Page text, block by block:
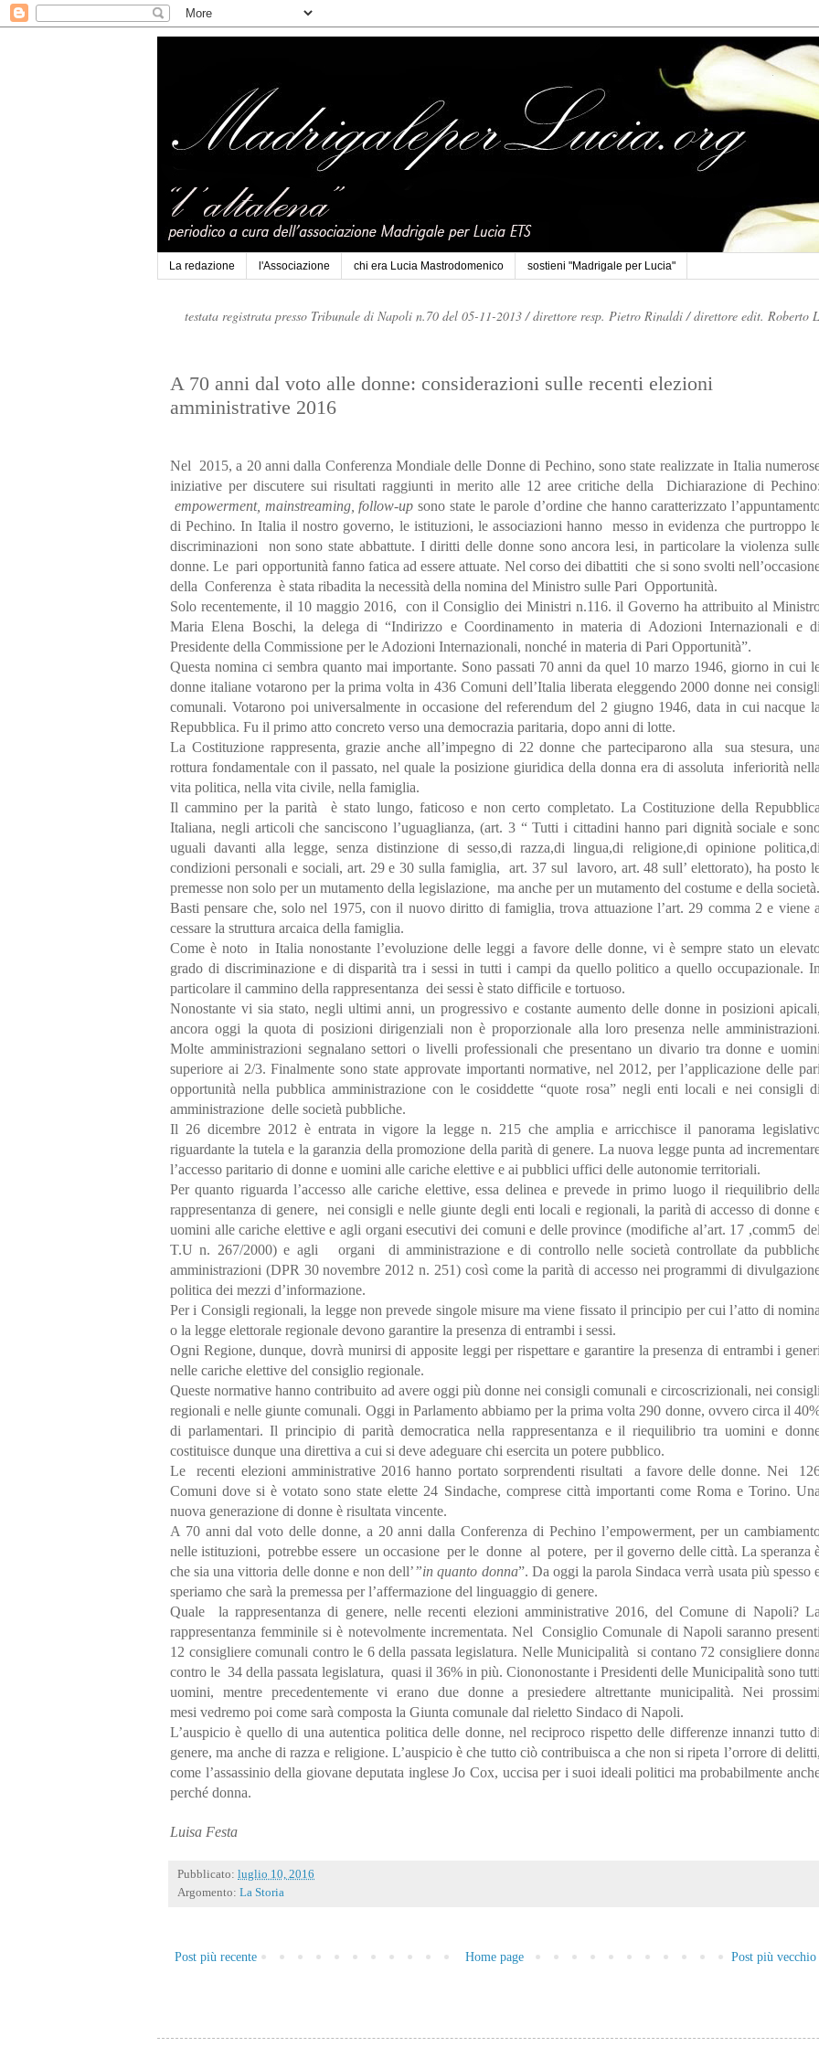
La redazione l'Associazione chi era Lucia Mastrodomenico sostieni "Madrigale per Lucia"
testata registrata presso Tribunale di Napoli n.70 del 05-11-2013 /direttore resp. Pietro Rinaldi /direttore edit. Roberto
A 70 anni dal voto alle donne: considerazioni sulle recenti elezioni
amministrative 2016
Nel 2015, a 20 anni dalla Conferenza Mondiale delle Donne di Pechino, sono state realizzate in Italia
iniziative per discutere sui risultati raggiunti in merito alle 12 aree critiche della Dichiarazione di Pechino:
empowerment, mainstreaming, follow-up sono state le parole d’ordine che hanno caratterizzato
di Pechino.In Italia il nostro governo, le istituzioni, le associazioni hanno messo in evidenza che purtroppo
discriminazioni non sono state abbattute. I diritti delle donne sono ancora lesi, in particolare la violenza
donne. Le pari opportunità fanno fatica ad essere attuate. Nel corso dei dibattiti che si sono svolti
della Conferenza è stata ribadita la necessità della nomina del Ministro sulle Pari Opportunità.
Solo recentemente, il 10 maggio 2016, con il Consiglio dei Ministri n.116. il Governo ha attribuito al
Maria Elena Boschi, la delega di “Indirizzo e Coordinamento in materia di Adozioni Internazionali e di
Presidente della Commissione per le Adozioni Internazionali, nonché in materia di Pari Opportunità”.
Questa nomina ci sembra quanto mai importante. Sono passati 70 anni da quel 10 marzo 1946, giorno in cui
donne italiane votarono per la prima volta in 436 Comuni dell’Italia liberata eleggendo 2000 donne nei consigli
comunali. Votarono poi universalmente in occasione del referendum del 2 giugno 1946, data in cui nacque la
Repubblica. Fu il primo atto concreto verso una democrazia paritaria, dopo anni di lotte.
La Costituzione rappresenta, grazie anche all’impegno di 22 donne che parteciparono alla sua stesura, una
rottura fondamentale con il passato, nel quale la posizione giuridica della donna era di assoluta inferiorità nella
vita politica, nella vita civile, nella famiglia.
Il cammino per la parità è stato lungo, faticoso e non certo completato. La Costituzione della Repubblica
Italiana, negli articoli che sanciscono l’uguaglianza, (art. 3 “ Tutti i cittadini hanno pari dignità sociale e
uguali davanti alla legge, senza distinzione di sesso,di razza,di lingua,di religione,di opinione politica,di
condizioni personali e sociali, art. 29 e 30 sulla famiglia, art. 37 sul lavoro, art. 48 sull’ elettorato), ha posto
premesse non solo per un mutamento della legislazione, ma anche per un mutamento del costume e della società.
Basti pensare che, solo nel 1975, con il nuovo diritto di famiglia, trova attuazione l’art. 29 comma 2 e viene a
cessare la struttura arcaica della famiglia.
Come è noto in Italia nonostante l’evoluzione delle leggi a favore delle donne, vi è sempre stato un
grado di discriminazione e di disparità tra i sessi in tutti i campi da quello politico a quello occupazionale. In
particolare il cammino della rappresentanza dei sessi è stato difficile e tortuoso.
Nonostante vi sia stato, negli ultimi anni, un progressivo e costante aumento delle donne in posizioni apicali,
ancora oggi la quota di posizioni dirigenziali non è proporzionale alla loro presenza nelle amministrazioni.
Molte amministrazioni segnalano settori o livelli professionali che presentano un divario tra donne e uomini
superiore ai 2/3. Finalmente sono state approvate importanti normative, nel 2012, per l’applicazione delle pari
opportunità nella pubblica amministrazione con le cosiddette “quote rosa” negli enti locali e nei consigli di
amministrazione delle società pubbliche.
Il 26 dicembre 2012 è entrata in vigore la legge n. 215 che amplia e arricchisce il panorama
riguardante la tutela e la garanzia della promozione della parità di genere. La nuova legge punta ad
l’accesso paritario di donne e uomini alle cariche elettive e ai pubblici uffici delle autonomie territoriali.
Per quanto riguarda l’accesso alle cariche elettive, essa delinea e prevede in primo luogo il riequilibrio della
rappresentanza di genere, nei consigli e nelle giunte degli enti locali e regionali, la parità di accesso di donne
uomini alle cariche elettive e agli organi esecutivi dei comuni e delle province (modifiche al’art. 17 ,comm5 del
T.U n. 267/2000) e agli organi di amministrazione e di controllo nelle società controllate da
amministrazioni (DPR 30 novembre 2012 n. 251) così come la parità di accesso nei programmi di
politica dei mezzi d’informazione.
Per i Consigli regionali, la legge non prevede singole misure ma viene fissato il principio per cui l’atto di nomina
o la legge elettorale regionale devono garantire la presenza di entrambi i sessi.
Ogni Regione, dunque, dovrà munirsi di apposite leggi per rispettare e garantire la presenza di entrambi i generi
nelle cariche elettive del consiglio regionale.
Queste normative hanno contribuito ad avere oggi più donne nei consigli comunali e circoscrizionali, nei consigli
regionali e nelle giunte comunali. Oggi in Parlamento abbiamo per la prima volta 290 donne, ovvero circa il
di parlamentari. Il principio di parità democratica nella rappresentanza e il riequilibrio tra uomini e
costituisce dunque una direttiva a cui si deve adeguare chi esercita un potere pubblico.
Le recenti elezioni amministrative 2016 hanno portato sorprendenti risultati a favore delle donne. Nei
Comuni dove si è votato sono state elette 24 Sindache, comprese città importanti come Roma e Torino. Una
nuova generazione di donne è risultata vincente.
A 70 anni dal voto delle donne, a 20 anni dalla Conferenza di Pechino l’empowerment, per un
nelle istituzioni, potrebbe essere un occasione per le donne al potere, per il governo delle città. La speranza
che sia una vittoria delle donne e non dell’”in quanto donna”. Da oggi la parola Sindaca verrà usata più spesso
speriamo che sarà la premessa per l’affermazione del linguaggio di genere.
Quale la rappresentanza di genere, nelle recenti elezioni amministrative 2016, del Comune di Napoli? La
rappresentanza femminile si è notevolmente incrementata. Nel Consiglio Comunale di Napoli saranno presenti
12 consigliere comunali contro le 6 della passata legislatura. Nelle Municipalità si contano 72 consigliere donna
contro le 34 della passata legislatura, quasi il 36% in più. Ciononostante i Presidenti delle Municipalità sono tutti
uomini, mentre precedentemente vi erano due donne a presiedere altrettante municipalità. Nei prossimi
mesi vedremo poi come sarà composta la Giunta comunale dal rieletto Sindaco di Napoli.
L’auspicio è quello di una autentica politica delle donne, nel reciproco rispetto delle differenze innanzi tutto di
genere, ma anche di razza e religione. L’auspicio è che tutto ciò contribuisca a che non si ripeta l’orrore di delitti,
come l’assassinio della giovane deputata inglese Jo Cox, uccisa per i suoi ideali politici ma probabilmente
perché donna.
Luisa Festa
Pubblicato: luglio 10, 2016
Argomento: La Storia
Post più recente Post più vecchio
Home page